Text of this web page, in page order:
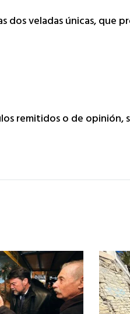
dos veladas únicas, que
remitidos o de opinión,